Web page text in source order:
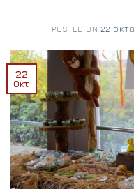
POSTED ON 22
22
Οκτ